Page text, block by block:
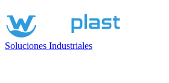
Soluciones Industriales